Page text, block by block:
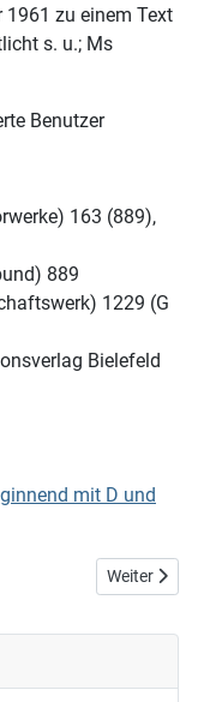
zu einem Text
s. u.; Ms
Benutzer
163 (889),
889
1229 (G
Bielefeld
mit D und
Nächster
Weiter